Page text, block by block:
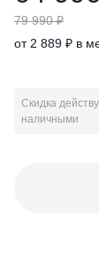
79 990 ₽
от 2 889 ₽ в
Скидка
наличными